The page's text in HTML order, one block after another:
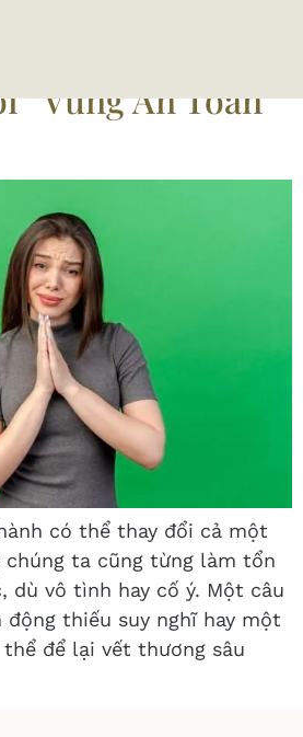
“Vùng An Toàn”
có thể thay đổi cả một
chúng ta cũng từng làm tổn
dù vô tình hay cố ý. Một câu
động thiếu suy nghĩ hay một
để lại vết thương sâu